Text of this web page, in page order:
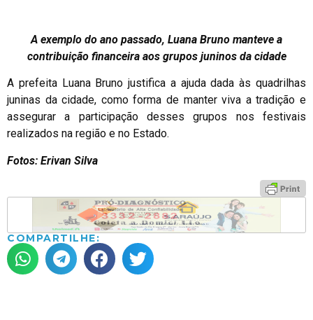
A exemplo do ano passado, Luana Bruno manteve a
contribuição financeira aos grupos juninos da cidade
A prefeita Luana Bruno justifica a ajuda dada às quadrilhas
juninas da cidade, como forma de manter viva a tradição e
assegurar a participação desses grupos nos festivais
realizados na região e no Estado.
Fotos: Erivan Silva
COMPARTILHE: